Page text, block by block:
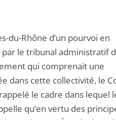
du-Rhône d’un pourvoi en
le tribunal administratif
qui comprenait une
dans cette collectivité, le
le cadre dans lequel
qu’en vertu des